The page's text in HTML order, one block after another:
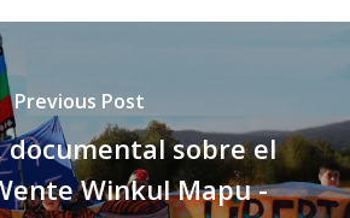
Previous Post
documental sobre el
Winkul Mapu -